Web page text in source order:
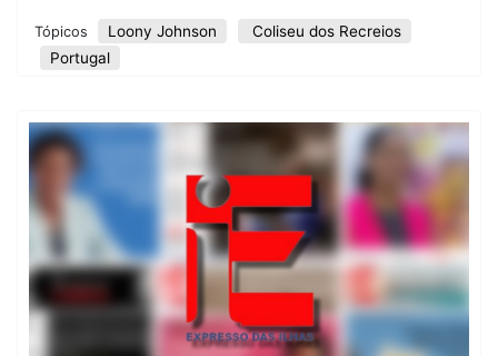
Tópicos Loony Johnson
Coliseu dos Recreios
Portugal